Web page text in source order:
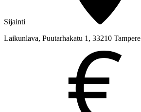
Sijainti
Laikunlava, Puutarhakatu 1, 33210 Tampere